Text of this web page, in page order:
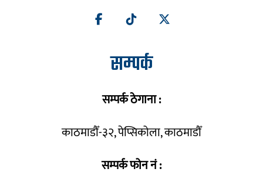
सम्पर्क
सम्पर्क ठेगाना :
काठमाडौँ-३२, पेप्सिकोला, काठमाडौँ
सम्पर्क फोन नं :